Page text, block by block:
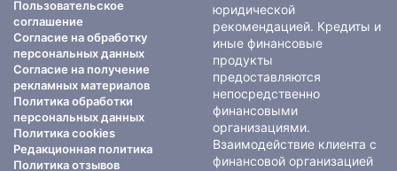
Пользовательское
соглашение
Согласие на обработку
персональных данных
Согласие на получение
рекламных материалов
Политика обработки
персональных данных
Политика cookies
Редакционная политика
Политика отзывов
юридической
рекомендацией. Кредиты и
иные финансовые
продукты
предоставляются
непосредственно
финансовыми
организациями.
Взаимодействие клиента с
финансовой организацией